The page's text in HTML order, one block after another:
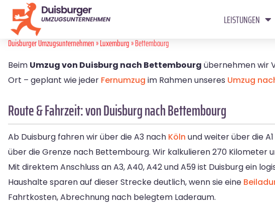
LEISTUNGEN
Duisburger Umzugsunternehmen»Luxemburg» Bettembourg
Beim Umzug von Duisburg nach Bettembourg übernehmen wir
Ort – geplant wie jeder Fernumzug im Rahmen unseres Umzug
Route & Fahrzeit: von Duisburg nach Bettembourg
Ab Duisburg fahren wir über die A3 nach Köln und weiter über die
über die Grenze nach Bettembourg. Wir kalkulieren 270 Kilometer
Mit direktem Anschluss an A3, A40, A42 und A59 ist Duisburg ein
Haushalte sparen auf dieser Strecke deutlich, wenn sie eine
Fahrtkosten, Abrechnung nach belegtem Laderaum.